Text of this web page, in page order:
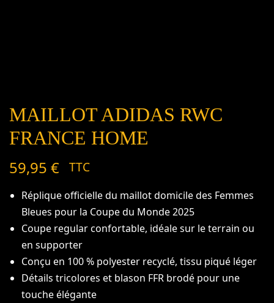
MAILLOT ADIDAS RWC
FRANCE HOME
59,95€ TTC
Réplique officielle du maillot domicile des Femmes
Bleues pour la Coupe du Monde 2025
Coupe regular confortable, idéale sur le terrain ou
en supporter
Conçu en 100 % polyester recyclé, tissu piqué léger
Détails tricolores et blason FFR brodé pour une
touche élégante